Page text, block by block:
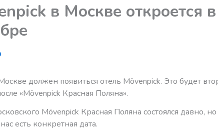
в Москве откроется в
должен появиться отель Mövenpick. Это будет
«Mövenpick Красная Поляна».
Mövenpick Красная Поляна состоялся давно,
есть конкретная дата.